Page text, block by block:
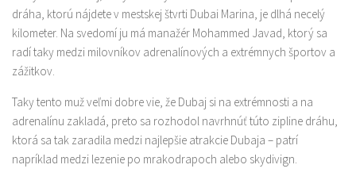
dráha, ktorú nájdete v mestskej štvrti Dubai Marina, je dlhá necelý
kilometer. Na svedomí ju má manažér Mohammed Javad, ktorý sa
radí taky medzi milovníkov adrenalínových a extrémnych športov a
zážitkov.
Taky tento muž veľmi dobre vie, že Dubaj si na extrémnosti a na
adrenalínu zakladá, preto sa rozhodol navrhnúť túto zipline dráhu,
ktorá sa tak zaradila medzi najlepšie atrakcie Dubaja – patrí
napríklad medzi lezenie po mrakodrapoch alebo skydivign.